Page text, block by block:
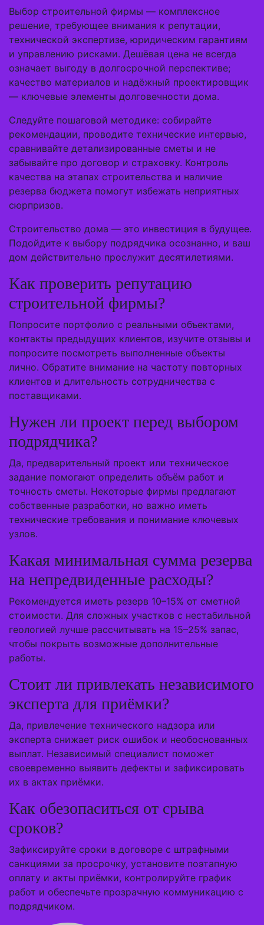
Выбор строительной фирмы — комплексное
решение, требующее внимания к репутации,
технической экспертизе, юридическим гарантиям
и управлению рисками. Дешёвая цена не всегда
означает выгоду в долгосрочной перспективе;
качество материалов и надёжный проектировщик
— ключевые элементы долговечности дома.
Следуйте пошаговой методике: собирайте
рекомендации, проводите технические интервью,
сравнивайте детализированные сметы и не
забывайте про договор и страховку. Контроль
качества на этапах строительства и наличие
резерва бюджета помогут избежать неприятных
сюрпризов.
Строительство дома — это инвестиция в будущее.
Подойдите к выбору подрядчика осознанно, и ваш
дом действительно прослужит десятилетиями.
Как проверить репутацию
строительной фирмы?
Попросите портфолио с реальными объектами,
контакты предыдущих клиентов, изучите отзывы и
попросите посмотреть выполненные объекты
лично. Обратите внимание на частоту повторных
клиентов и длительность сотрудничества с
поставщиками.
Нужен ли проект перед выбором
подрядчика?
Да, предварительный проект или техническое
задание помогают определить объём работ и
точность сметы. Некоторые фирмы предлагают
собственные разработки, но важно иметь
технические требования и понимание ключевых
узлов.
Какая минимальная сумма резерва
на непредвиденные расходы?
Рекомендуется иметь резерв 10–15% от сметной
стоимости. Для сложных участков с нестабильной
геологией лучше рассчитывать на 15–25% запас,
чтобы покрыть возможные дополнительные
работы.
Стоит ли привлекать независимого
эксперта для приёмки?
Да, привлечение технического надзора или
эксперта снижает риск ошибок и необоснованных
выплат. Независимый специалист поможет
своевременно выявить дефекты и зафиксировать
их в актах приёмки.
Как обезопаситься от срыва
сроков?
Зафиксируйте сроки в договоре с штрафными
санкциями за просрочку, установите поэтапную
оплату и акты приёмки, контролируйте график
работ и обеспечьте прозрачную коммуникацию с
подрядчиком.